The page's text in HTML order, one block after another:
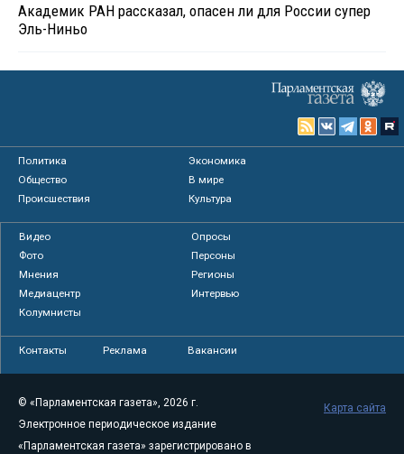
Академик РАН рассказал, опасен ли для России супер
Эль-Ниньо
Политика
Экономика
Общество
В мире
Происшествия
Культура
Видео
Опросы
Фото
Персоны
Мнения
Регионы
Медиацентр
Интервью
Колумнисты
Контакты Реклама Вакансии
© «Парламентская газета», 2026 г.
Электронное периодическое издание
«Парламентская газета» зарегистрировано в
Карта сайта